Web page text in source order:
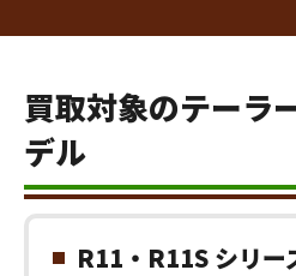
買取対象のテーラ
デル
R11・R11S シリー